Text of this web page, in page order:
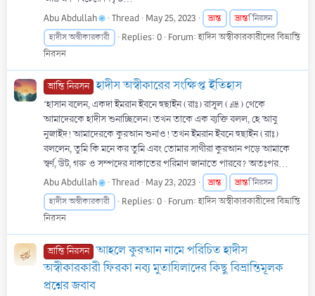
Abu Abdullah Thread May 25, 2023 ভ্রান্ত ভ্রান্তি নিরসন
হাদীস অস্বীকারকারী
Replies: 0 Forum:হাদিস অস্বীকারকারীদের বিভ্রান্তি
নিরসন
ভ্রান্তি নিরসন হাদীস অস্বীকারের সংক্ষিপ্ত ইতিহাস
‘হাসান বলেন, একদা ইমরান ইবনে হুছাইন (রাঃ) রাসূল (ﷺ) থেকে
আমাদেরকে হাদীস শুনাচ্ছিলেন। তখন তাকে এক ব্যক্তি বলল, হে আবু
নুজাইদ! আমাদেরকে কুরআন শুনাও! তখন ইমরান ইবনে হুছাইন (রাঃ)
বললেন, তুমি কি মনে কর তুমি এবং তোমার সাথীরা কুরআন পড়ে আমাকে
স্বর্ণ, উট, গরু ও সম্পদের যাকাতের পরিমাণ জানাতে পারবে? অতঃপর...
Abu Abdullah Thread May 23, 2023 ভ্রান্ত ভ্রান্তি নিরসন
হাদীস অস্বীকারকারী
Replies: 0 Forum:হাদিস অস্বীকারকারীদের বিভ্রান্তি
নিরসন
ভ্রান্তি নিরসন আহলে কুরআন নামে পরিচিত হাদীস
অস্বীকারকারী ফিরকা নব্য মুতাযিলাদের কিছু বিভ্রান্তিমূলক
প্রশ্নের জবাব